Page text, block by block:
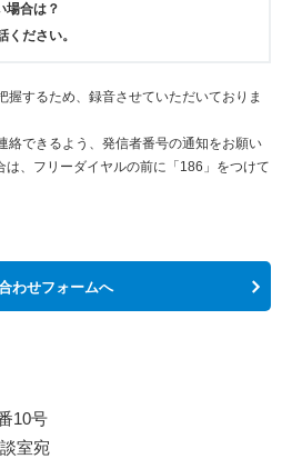
場合は？
ください。
するため、録音させていただいておりま
できるよう、発信者番号の通知をお願い
は、フリーダイヤルの前に「186」をつけて
わせフォームへ
10号
室宛